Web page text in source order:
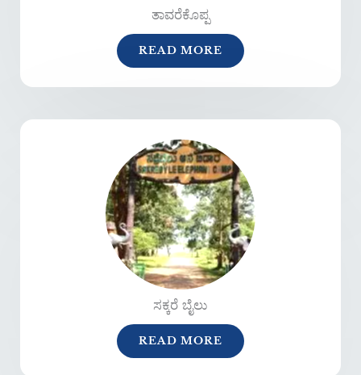
ತಾವರೆಕೊಪ್ಪ
READ MORE
ಸಕ್ಕರೆ ಬೈಲು
READ MORE